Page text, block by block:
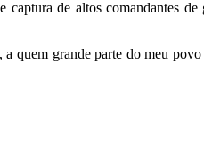
de altos comandantes de
quem grande parte do meu